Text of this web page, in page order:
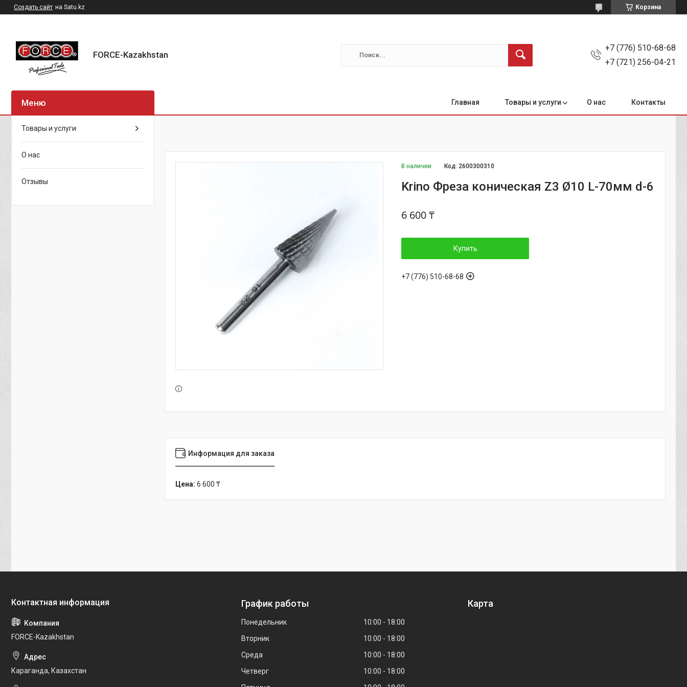
Создать сайт на Satu.kz Корзина
FORCE-Kazakhstan
+7 (776) 510-68-68
+7 (721) 256-04-21
Главная Товары и услуги О нас Контакты
В наличии Код: 2600300310
Krino Фреза коническая Z3 Ø10 L-70мм d-6
6 600 ₸
Купить
+7 (776) 510-68-68
Информация для заказа
Цена: 6 600 ₸
Товары и услуги
О нас
Отзывы
FORCE-Kazakhstan
Караганда, Казахстан
График работы
Понедельник 10:00
18:00
Вторник
10:00
18:00
Среда
10:00
18:00
Четверг
10:00
18:00
Карта